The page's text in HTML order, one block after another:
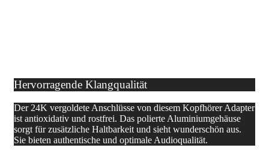
Hervorragende Klangqualität
Der 24K vergoldete Anschlüsse von diesem Kopfhörer Adapter
ist antioxidativ und rostfrei. Das polierte Aluminiumgehäuse
sorgt für zusätzliche Haltbarkeit und sieht wunderschön aus.
Sie bieten authentische und optimale Audioqualität.